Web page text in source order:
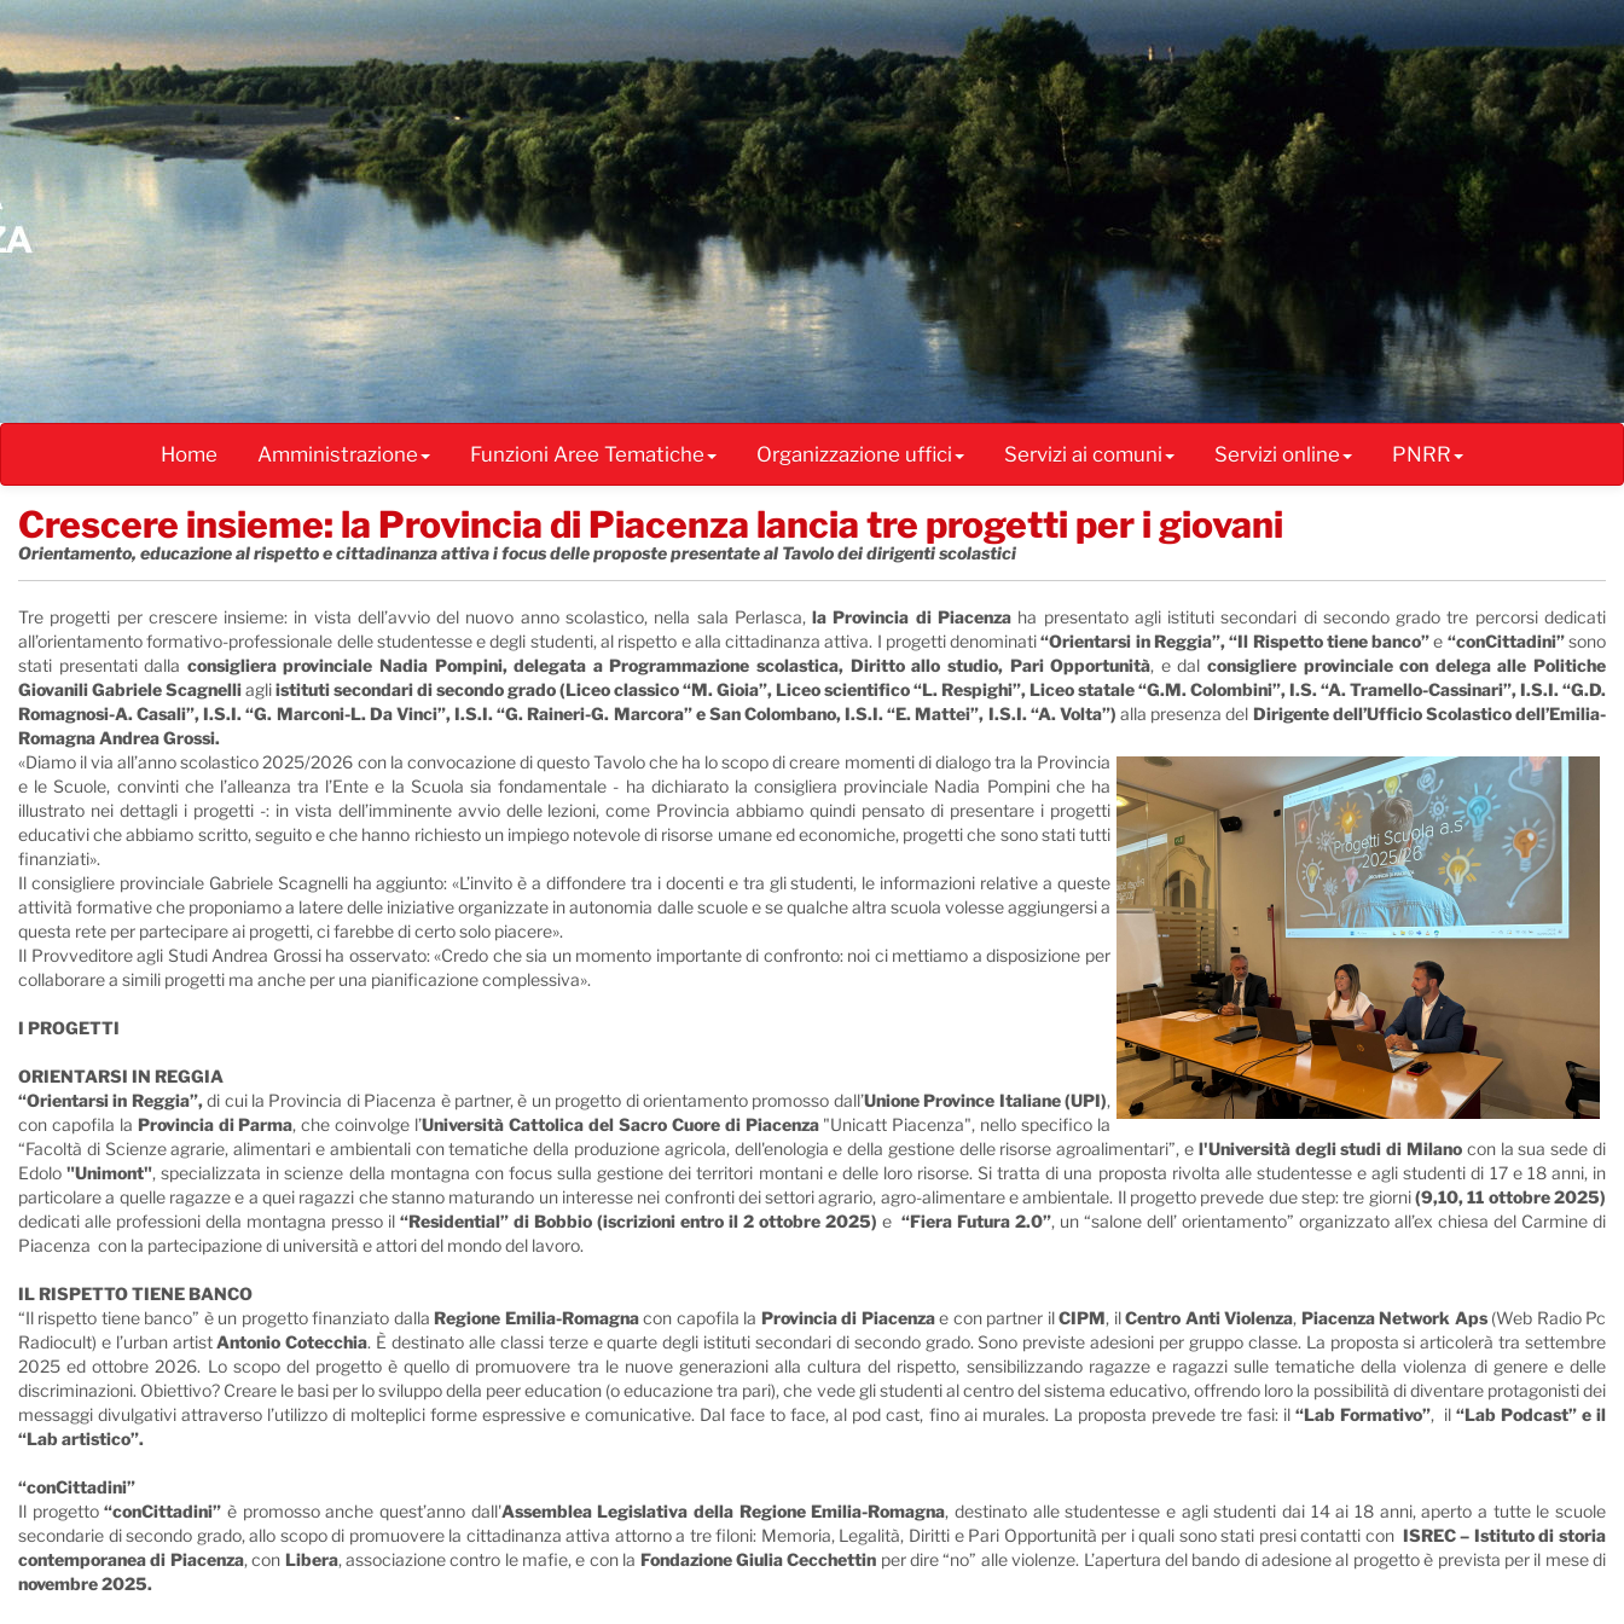
al
contenuto
principale
Home Amministrazione Funzioni Aree Tematiche Organizzazione uffici Servizi ai comuni Servizi online PNRR
Crescere insieme: la Provincia di Piacenza lancia tre progetti per i giovani
Orientamento, educazione al rispetto e cittadinanza attiva i focus delle proposte presentate al Tavolo dei dirigenti scolastici
Tre progetti per crescere insieme: in vista dell’avvio del nuovo anno scolastico, nella sala Perlasca,la Provincia di Piacenzaha presentato agli istituti secondari di secondo grado tre percorsi dedicati
all’orientamento formativo-professionale delle studentesse e degli studenti, al rispetto e alla cittadinanza attiva. I progetti denominati“Orientarsi in Reggia”, “Il Rispetto tiene banco”e “conCittadini”sono
stati presentati dalla consigliera provinciale Nadia Pompini, delegata a Programmazione scolastica, Diritto allo studio, Pari Opportunità, e dal consigliere provinciale con delega alle Politiche
Giovanili Gabriele Scagnelliagliistituti secondari di secondo grado (Liceo classico “M. Gioia”, Liceo scientifico “L. Respighi”, Liceo statale “G.M. Colombini”, I.S. “A. Tramello-Cassinari”, I.S.I. “G.D.
Romagnosi-A. Casali”, I.S.I. “G. Marconi-L. Da Vinci”, I.S.I. “G. Raineri-G. Marcora” e San Colombano, I.S.I. “E. Mattei”, I.S.I. “A. Volta”) alla presenza del Dirigente dell’Ufficio Scolastico dell’Emilia-
Romagna Andrea Grossi.
«Diamo il via all’anno scolastico 2025/2026 con la convocazione di questo Tavolo che ha lo scopo di creare momenti di dialogo tra la Provincia
e le Scuole, convinti che l’alleanza tra l’Ente e la Scuola sia fondamentale - ha dichiarato la consigliera provinciale Nadia Pompini che ha
illustrato nei dettagli i progetti -: in vista dell’imminente avvio delle lezioni, come Provincia abbiamo quindi pensato di presentare i progetti
educativi che abbiamo scritto, seguito e che hanno richiesto un impiego notevole di risorse umane ed economiche, progetti che sono stati tutti
finanziati».
Il consigliere provinciale Gabriele Scagnelli ha aggiunto:«L’invito è a diffondere tra i docenti e tra gli studenti, le informazioni relative a queste
attività formative che proponiamo a latere delle iniziative organizzate in autonomia dalle scuole e se qualche altra scuola volesse aggiungersi a
questa rete per partecipare ai progetti, ci farebbe di certo solo piacere».
Il Provveditore agli Studi Andrea Grossi ha osservato:«Credo che sia un momento importante di confronto: noi ci mettiamo a disposizione per
collaborare a simili progetti ma anche per una pianificazione complessiva».
I PROGETTI
ORIENTARSI IN REGGIA
“Orientarsi in Reggia”,di cui la Provincia di Piacenza è partner, è un progetto di orientamento promosso dall’Unione Province Italiane (UPI),
con capofila la Provincia di Parma, che coinvolge l’Università Cattolica del Sacro Cuore di Piacenza"Unicatt Piacenza", nello specifico la
“Facoltà di Scienze agrarie, alimentari e ambientali con tematiche della produzione agricola, dell'enologia e della gestione delle risorse agroalimentari”, e l'Università degli studi di Milano con la sua sede di
Edolo"Unimont", specializzata in scienze della montagna con focus sulla gestione dei territori montani e delle loro risorse. Si tratta di una proposta rivolta alle studentesse e agli studenti di 17 e 18 anni, in
particolare a quelle ragazze e a quei ragazzi che stanno maturando un interesse nei confronti dei settori agrario, agro-alimentare e ambientale. Il progetto prevede due step: tre giorni(9,10, 11 ottobre 2025)
dedicati alle professioni della montagna presso il “Residential” di Bobbio (iscrizioni entro il 2 ottobre 2025) e “Fiera Futura 2.0”, un “salone dell’ orientamento” organizzato all’ex chiesa del Carmine di
Piacenza con la partecipazione di università e attori del mondo del lavoro.
IL RISPETTO TIENE BANCO
“Il rispetto tiene banco” è un progetto finanziato dallaRegione Emilia-Romagnacon capofila la Provincia di Piacenzae con partner ilCIPM, ilCentro Anti Violenza, Piacenza Network Aps(Web Radio Pc
Radiocult) e l’urban artistAntonio Cotecchia. È destinato alle classi terze e quarte degli istituti secondari di secondo grado. Sono previste adesioni per gruppo classe. La proposta si articolerà tra settembre
2025 ed ottobre 2026. Lo scopo del progetto è quello di promuovere tra le nuove generazioni alla cultura del rispetto, sensibilizzando ragazze e ragazzi sulle tematiche della violenza di genere e delle
discriminazioni. Obiettivo? Creare le basi per lo sviluppo della peer education (o educazione tra pari), che vede gli studenti al centro del sistema educativo, offrendo loro la possibilità di diventare protagonisti dei
messaggi divulgativi attraverso l’utilizzo di molteplici forme espressive e comunicative. Dal face to face, al pod cast, fino ai murales. La proposta prevede tre fasi: il “Lab Formativo”, il “Lab Podcast” e il
“Lab artistico”.
“conCittadini”
Il progetto“conCittadini” è promosso anche quest’anno dall'Assemblea Legislativa della Regione Emilia-Romagna, destinato alle studentesse e agli studenti dai 14 ai 18 anni, aperto a tutte le scuole
secondarie di secondo grado, allo scopo di promuovere la cittadinanza attiva attorno a tre filoni: Memoria, Legalità, Diritti e Pari Opportunità per i quali sono stati presi contatti con ISREC – Istituto di storia
contemporanea di Piacenza, con Libera, associazione contro le mafie, e con la Fondazione Giulia Cecchettin per dire “no” alle violenze. L’apertura del bando di adesione al progetto è prevista per il mese di
novembre 2025.